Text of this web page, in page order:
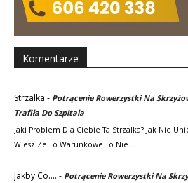
Komentarze
Strzalka - Potrącenie Rowerzystki Na
Trafiła Do Szpitala
Jaki Problem Dla Ciebie Ta Strzalka? Jak Nie
Wiesz Ze To Warunkowe To Nie…
Jakby Co.... - Potrącenie Rowerzystki Na